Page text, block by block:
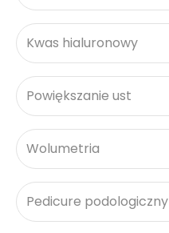
Kwas hialuronowy
Powiększanie ust
Wolumetria
Pedicure podologiczny